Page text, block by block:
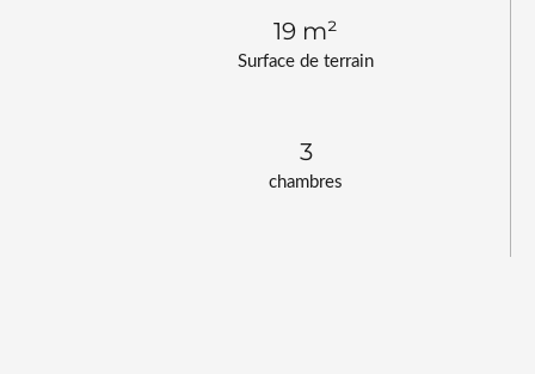
Surface de terrain
19 m²
chambres
3